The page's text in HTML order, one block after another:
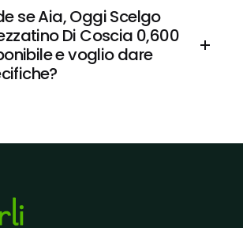
se Aia, Oggi Scelgo
Di Coscia 0,600
e voglio dare